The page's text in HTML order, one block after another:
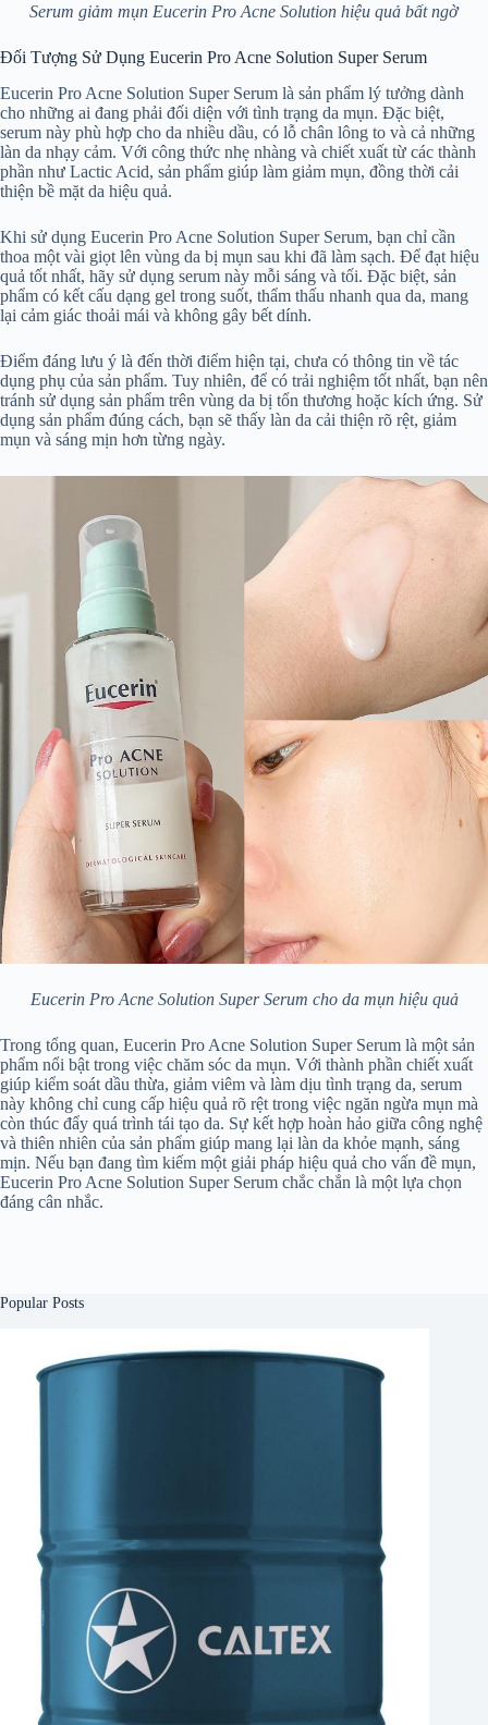
Serum giảm mụn Eucerin Pro Acne Solution hiệu quả bất ngờ
Đối Tượng Sử Dụng Eucerin Pro Acne Solution Super Serum
Eucerin Pro Acne Solution Super Serum là sản phẩm lý tưởng dành
cho những ai đang phải đối diện với tình trạng da mụn. Đặc biệt,
serum này phù hợp cho da nhiều dầu, có lỗ chân lông to và cả những
làn da nhạy cảm. Với công thức nhẹ nhàng và chiết xuất từ các thành
phần như Lactic Acid, sản phẩm giúp làm giảm mụn, đồng thời cải
thiện bề mặt da hiệu quả.
Khi sử dụng Eucerin Pro Acne Solution Super Serum, bạn chỉ cần
thoa một vài giọt lên vùng da bị mụn sau khi đã làm sạch. Để đạt hiệu
quả tốt nhất, hãy sử dụng serum này mỗi sáng và tối. Đặc biệt, sản
phẩm có kết cấu dạng gel trong suốt, thẩm thấu nhanh qua da, mang
lại cảm giác thoải mái và không gây bết dính.
Điểm đáng lưu ý là đến thời điểm hiện tại, chưa có thông tin về tác
dụng phụ của sản phẩm. Tuy nhiên, để có trải nghiệm tốt nhất, bạn nên
tránh sử dụng sản phẩm trên vùng da bị tổn thương hoặc kích ứng. Sử
dụng sản phẩm đúng cách, bạn sẽ thấy làn da cải thiện rõ rệt, giảm
mụn và sáng mịn hơn từng ngày.
Eucerin Pro Acne Solution Super Serum cho da mụn hiệu quả
Trong tổng quan, Eucerin Pro Acne Solution Super Serum là một sản
phẩm nổi bật trong việc chăm sóc da mụn. Với thành phần chiết xuất
giúp kiểm soát dầu thừa, giảm viêm và làm dịu tình trạng da, serum
này không chỉ cung cấp hiệu quả rõ rệt trong việc ngăn ngừa mụn mà
còn thúc đẩy quá trình tái tạo da. Sự kết hợp hoàn hảo giữa công nghệ
và thiên nhiên của sản phẩm giúp mang lại làn da khỏe mạnh, sáng
mịn. Nếu bạn đang tìm kiếm một giải pháp hiệu quả cho vấn đề mụn,
Eucerin Pro Acne Solution Super Serum chắc chắn là một lựa chọn
đáng cân nhắc.
Popular Posts